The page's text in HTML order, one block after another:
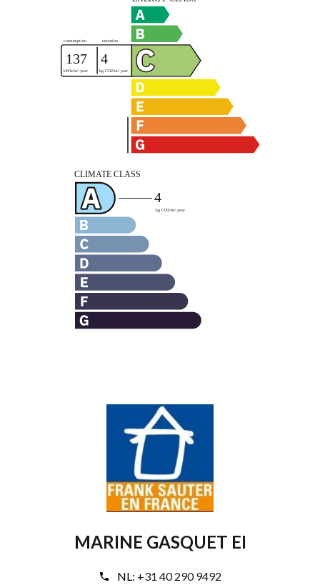
MARINE GASQUET EI
NL: +31 40 290 9492